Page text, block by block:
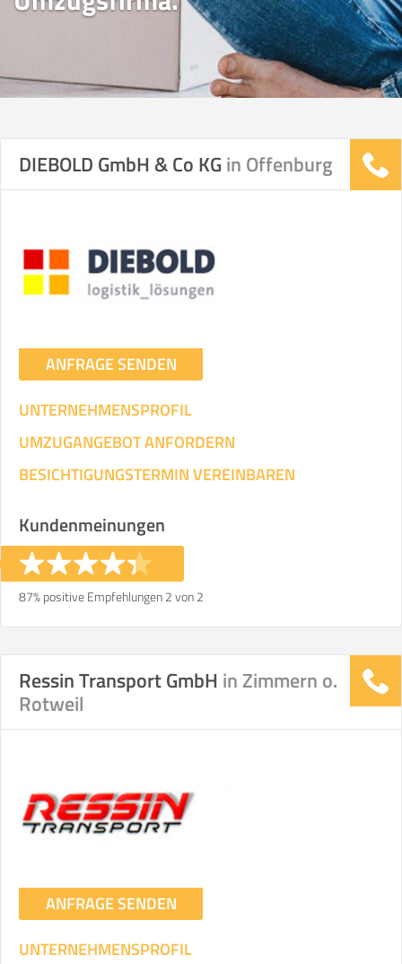
DIEBOLD GmbH & Co KGin Offenburg
ANFRAGE SENDEN
UNTERNEHMENSPROFIL
UMZUGANGEBOT ANFORDERN
BESICHTIGUNGSTERMIN VEREINBAREN
Kundenmeinungen
87% positive Empfehlungen 2 von 2
Ressin Transport GmbH in Zimmern o.
Rotweil
ANFRAGE SENDEN
UNTERNEHMENSPROFIL